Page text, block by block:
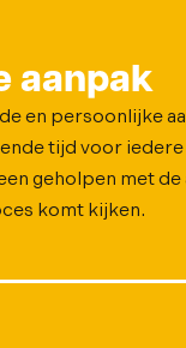
aanpak
en persoonlijke
tijd voor
geholpen met de
komt kijken.